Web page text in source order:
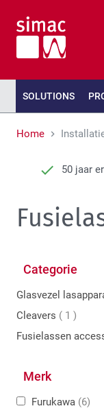
SOLUTIONS
Home
50 jaar
Categorie
Glasvezel
Cleavers
1 product
Fusielassen
Merk
Furukawa 6